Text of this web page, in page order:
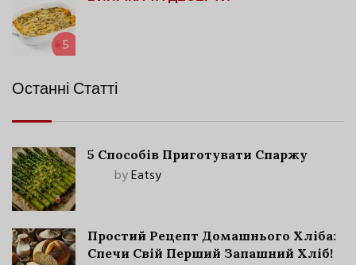
5
Останні Статті
5 Способів Приготувати Спаржу
byEatsy
Простий Рецепт Домашнього Хліба:
Спечи Свій Перший Запашний Хліб!